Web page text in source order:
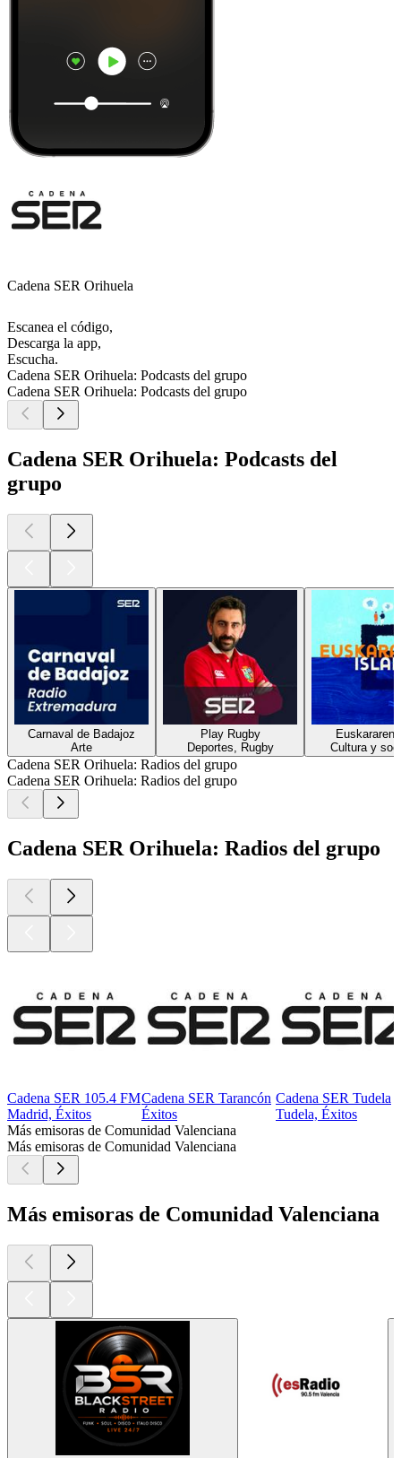
Cadena SER Orihuela
Escanea el código,
Descarga la app,
Escucha.
Cadena SER Orihuela: Podcasts del grupo
Cadena SER Orihuela: Podcasts del grupo
Cadena SER Orihuela: Podcasts del
grupo
Carnaval de Badajoz
Arte
Play Rugby
Deportes, Rugby
Euskararen
Cultura y
Cadena SER Orihuela: Radios del grupo
Cadena SER Orihuela: Radios del grupo
Cadena SER Orihuela: Radios del grupo
Cadena SER 105.4 FM
Madrid, Éxitos
Cadena SER Tarancón
Éxitos
Cadena SER Tudela
Tudela, Éxitos
Más emisoras de Comunidad Valenciana
Más emisoras de Comunidad Valenciana
Más emisoras de Comunidad Valenciana